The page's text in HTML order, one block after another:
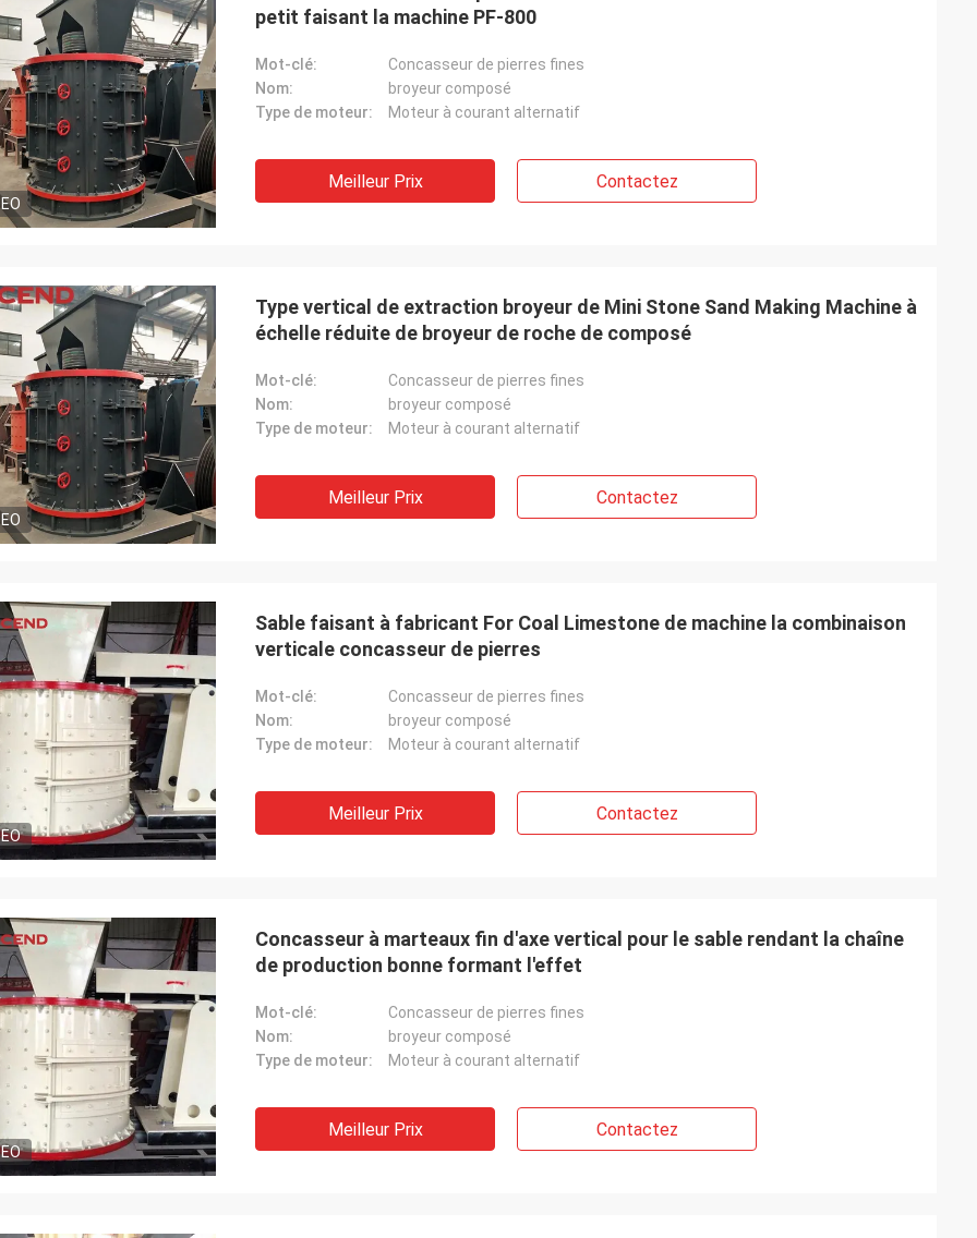
petit faisant la machine PF-800
Mot-clé:
Concasseur de pierres fines
Nom:
broyeur composé
Type de moteur:
Moteur à courant alternatif
Meilleur Prix Contactez
Type vertical de extraction broyeur de Mini Stone Sand Making Machine à
échelle réduite de broyeur de roche de composé
Mot-clé:
Concasseur de pierres fines
Nom:
broyeur composé
Type de moteur:
Moteur à courant alternatif
Meilleur Prix Contactez
Sable faisant à fabricant For Coal Limestone de machine la combinaison
verticale concasseur de pierres
Mot-clé:
Concasseur de pierres fines
Nom:
broyeur composé
Type de moteur:
Moteur à courant alternatif
Meilleur Prix Contactez
Concasseur à marteaux fin d'axe vertical pour le sable rendant la chaîne
de production bonne formant l'effet
Mot-clé:
Concasseur de pierres fines
Nom:
broyeur composé
Type de moteur:
Moteur à courant alternatif
Meilleur Prix Contactez